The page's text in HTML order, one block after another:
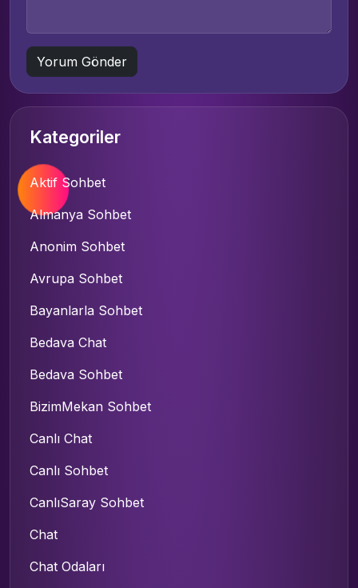
Kategoriler
Aktif Sohbet
Almanya Sohbet
Anonim Sohbet
Avrupa Sohbet
Bayanlarla Sohbet
Bedava Chat
Bedava Sohbet
BizimMekan Sohbet
Canlı Chat
Canlı Sohbet
CanlıSaray Sohbet
Chat
Chat Odaları